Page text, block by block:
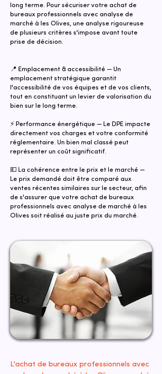
long terme. Pour sécuriser votre achat de
bureaux professionnels avec analyse de
marché à les Olives, une analyse rigoureuse
de plusieurs critères s'impose avant toute
prise de décision.
📍 Emplacement & accessibilité — Un
emplacement stratégique garantit
l'accessibilité de vos équipes et de vos clients,
tout en constituant un levier de valorisation du
bien sur le long terme.
⚡ Performance énergétique — Le DPE impacte
directement vos charges et votre conformité
réglementaire. Un bien mal classé peut
représenter un coût significatif.
💶 La cohérence entre le prix et le marché —
Le prix demandé doit être comparé aux
ventes récentes similaires sur le secteur, afin
de s'assurer que votre achat de bureaux
professionnels avec analyse de marché à les
Olives soit réalisé au juste prix du marché.
L'achat de bureaux professionnels avec